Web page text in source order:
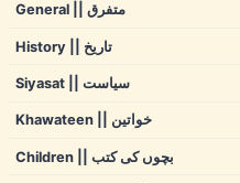
General || متفرق
History || تاریخ
Siyasat || سیاست
Khawateen || خواتین
Children || بچوں کی کتب